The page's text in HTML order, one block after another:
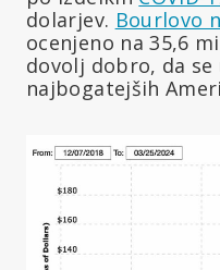
dolarjev. Bourlovo
ocenjeno na 35,6
dovolj dobro, da
najbogatejših